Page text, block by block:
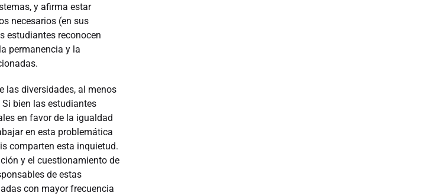
y afirma estar
necesarios (en sus
estudiantes reconocen
permanencia y la
las diversidades, al menos
bien las estudiantes
en favor de la igualdad
en esta problemática
comparten esta inquietud.
y el cuestionamiento de
de estas
con mayor frecuencia